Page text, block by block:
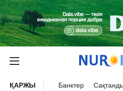
ҚАРЖЫ Банктер